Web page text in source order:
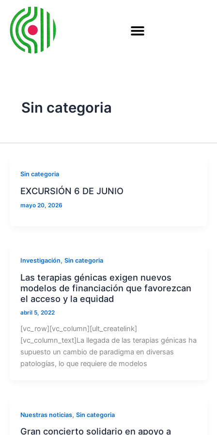
contenido
Sin categoria
Sin categoria
EXCURSIÓN 6 DE JUNIO
mayo 20, 2026
Investigación, Sin categoria
Las terapias génicas exigen nuevos
modelos de financiación que favorezcan
el acceso y la equidad
abril 5, 2022
[vc_row][vc_column][ult_createlink]
[vc_column_text]La llegada de las terapias génicas ha
supuesto un cambio de paradigma en diversas
patologías, lo que requiere de modelos
Nuestras noticias, Sin categoria
Gran concierto solidario en apoyo a